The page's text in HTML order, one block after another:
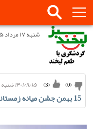
شنبه ۱۷ مرداد ۱۴۰۵ | ۰۰:۱۷:۴۹
۱۴۰۱/۱۱/۱۵ شنبه (
3
) (
0
)
15 بهمن جشن میانه زمستانی